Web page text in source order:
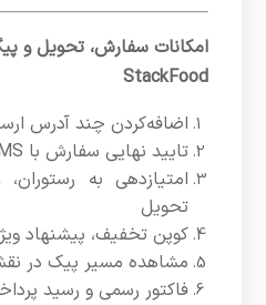
امکانات سفارش، تحویل و
StackFood
اضافه‌کردن چند آدرس
تایید نهایی سفارش با SMS یا نوتیفیکیشن
امتیازدهی به
تحویل
کوپن تخفیف، پیشنهاد
مشاهده مسیر پیک در
فاکتور رسمی و رسید